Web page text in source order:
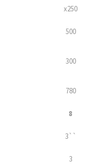
х250
500
300
780
8
3``
3